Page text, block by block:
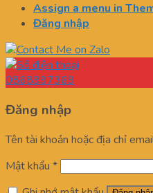
Assign a menu in
Đăng nhập
0868997369
Đăng nhập
Tên tài khoản hoặc địa chỉ
Mật khẩu *